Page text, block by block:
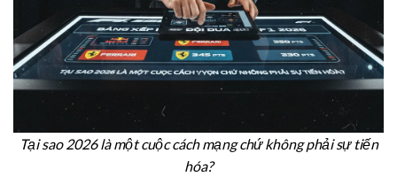
Tại sao 2026 là một cuộc cách mạng chứ không phải sự tiến
hóa?